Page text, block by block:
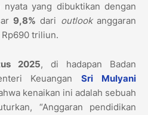
yang dibuktikan dengan
9,8% dari outlookanggaran
triliun.
2025, di hadapan Badan
KeuanganSri Mulyani
kenaikan ini adalah sebuah
“Anggaran pendidikan